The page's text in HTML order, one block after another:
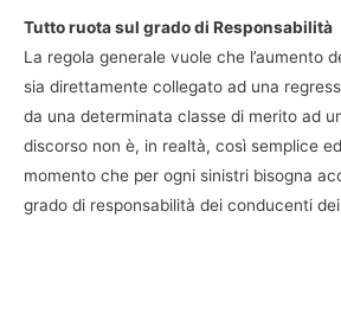
Tutto ruota sul grado di Responsabilità
La regola generale vuole che l’aumento
sia direttamente collegato ad una
da una determinata classe di merito ad
discorso non è, in realtà, così semplice
momento che per ogni sinistri bisogna
grado di responsabilità dei conducenti